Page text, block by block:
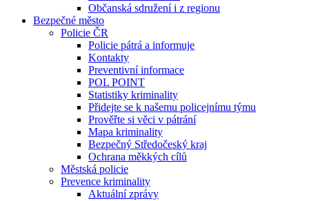
Občanská sdružení i z regionu
Bezpečné město
Policie ČR
Policie pátrá a informuje
Kontakty
Preventivní informace
POL POINT
Statistiky kriminality
Přidejte se k našemu policejnímu týmu
Prověřte si věci v pátrání
Mapa kriminality
Bezpečný Středočeský kraj
Ochrana měkkých cílů
Městská policie
Prevence kriminality
Aktuální zprávy